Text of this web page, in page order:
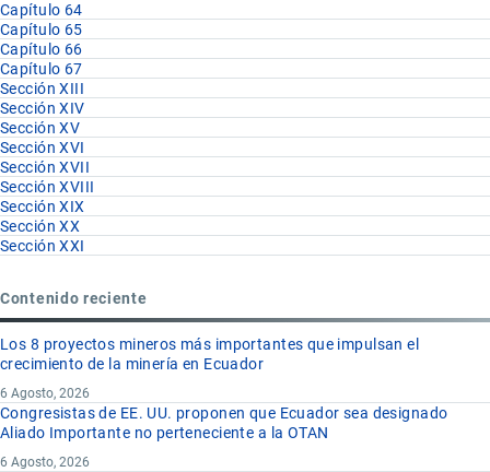
Capítulo 64
Capítulo 65
Capítulo 66
Capítulo 67
Sección XIII
Sección XIV
Sección XV
Sección XVI
Sección XVII
Sección XVIII
Sección XIX
Sección XX
Sección XXI
Contenido reciente
Los 8 proyectos mineros más importantes que impulsan el
crecimiento de la minería en Ecuador
6 Agosto, 2026
Congresistas de EE. UU. proponen que Ecuador sea designado
Aliado Importante no perteneciente a la OTAN
6 Agosto, 2026